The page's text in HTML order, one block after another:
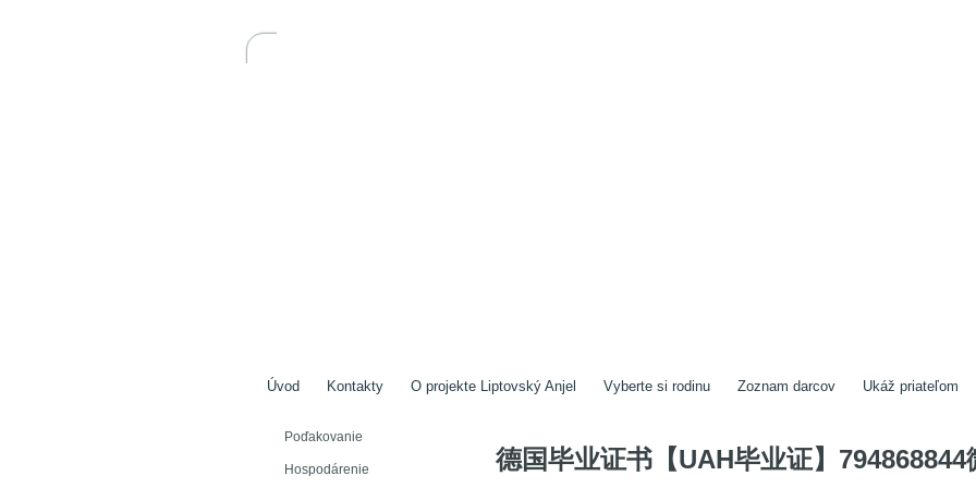
Úvod Kontakty O projekte Liptovský Anjel Vyberte si rodinu Zoznam darcov Ukáž priateľom
Poďakovanie
Hospodárenie 德国毕业证书【UAH毕业证】794868844